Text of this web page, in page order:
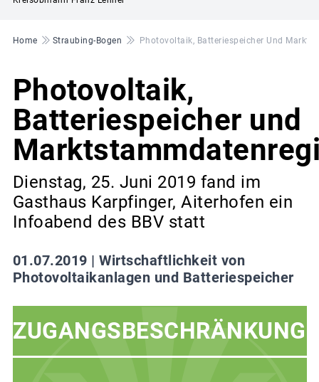
Pfadnavigation
Home Straubing-Bogen Photovoltaik, Batteriespeicher Und
Photovoltaik,
Batteriespeicher und
Dienstag, 25. Juni 2019 fand im
Gasthaus Karpfinger, Aiterhofen ein
Infoabend des BBV statt
01.07.2019 | Wirtschaftlichkeit von
Photovoltaikanlagen und Batteriespeicher
ZUGANGSBESCHRÄNKUNG